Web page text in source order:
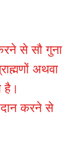
से सौ गुना
अथवा
है।
करने से